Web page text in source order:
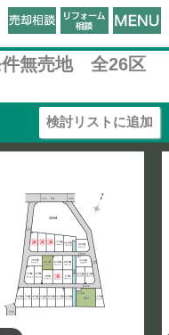
無売地 全26区
検討リストに追加